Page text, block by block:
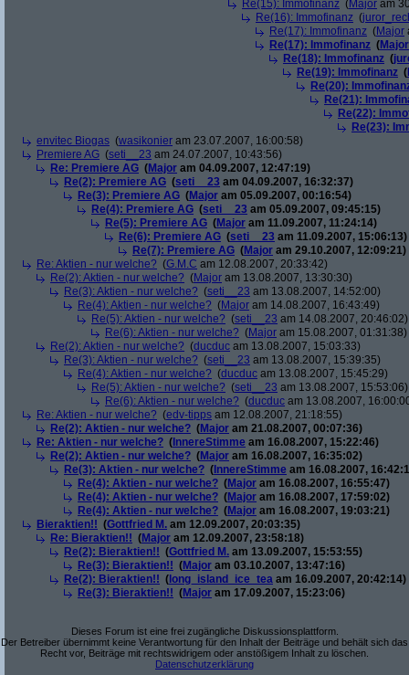
Re(15): Immofinanz (Major am
Re(16): Immofinanz (
Re(17): Immofinanz (Major
Re(17): Immofinanz (Major
Re(18): Immofinanz (
Re(19): Immofinanz (
Re(20):
Re(21):
Re(22):
Re(23):
envitec Biogas (wasikonier am 23.07.2007, 16:00:58)
Premiere AG (seti__23 am 24.07.2007, 10:43:56)
Re: Premiere AG (Major am 04.09.2007, 12:47:19)
Re(2): Premiere AG (seti__23 am 04.09.2007, 16:32:37)
Re(3): Premiere AG (Major am 05.09.2007, 00:16:54)
Re(4): Premiere AG (seti__23 am 05.09.2007, 09:45:15)
Re(5): Premiere AG (Major am 11.09.2007, 11:24:14)
Re(6): Premiere AG (seti__23 am 11.09.2007, 15:06:13)
Re(7): Premiere AG (Major am 29.10.2007, 12:09:21)
Re: Aktien - nur welche? (G.M.C am 12.08.2007, 20:33:42)
Re(2): Aktien - nur welche? (Major am 13.08.2007, 13:30:30)
Re(3): Aktien - nur welche? (seti__23 am 13.08.2007, 14:52:00)
Re(4): Aktien - nur welche? (Major am 14.08.2007, 16:43:49)
Re(5): Aktien - nur welche? (seti__23 am 14.08.2007, 20:46:02)
Re(6): Aktien - nur welche? (Major am 15.08.2007, 01:31:38)
Re(2): Aktien - nur welche? (ducduc am 13.08.2007, 15:03:33)
Re(3): Aktien - nur welche? (seti__23 am 13.08.2007, 15:39:35)
Re(4): Aktien - nur welche? (ducduc am 13.08.2007, 15:45:29)
Re(5): Aktien - nur welche? (seti__23 am 13.08.2007, 15:53:06)
Re(6): Aktien - nur welche? (ducduc am 13.08.2007,
Re: Aktien - nur welche? (edv-tipps am 12.08.2007, 21:18:55)
Re(2): Aktien - nur welche? (Major am 21.08.2007, 00:07:36)
Re: Aktien - nur welche? ( InnereStimme am 16.08.2007, 15:22:46)
Re(2): Aktien - nur welche? (Major am 16.08.2007, 16:35:02)
Re(3): Aktien - nur welche? ( InnereStimme am 16.08.2007,
Re(4): Aktien - nur welche? (Major am 16.08.2007, 16:55:47)
Re(4): Aktien - nur welche? (Major am 16.08.2007, 17:59:02)
Re(4): Aktien - nur welche? (Major am 16.08.2007, 19:03:21)
Bieraktien!! (Gottfried M. am 12.09.2007, 20:03:35)
Re: Bieraktien!! (Major am 12.09.2007, 23:58:18)
Re(2): Bieraktien!! (Gottfried M. am 13.09.2007, 15:53:55)
Re(3): Bieraktien!! (Major am 03.10.2007, 13:47:16)
Re(2): Bieraktien!! ( long_island_ice_tea am 16.09.2007, 20:42:14)
Re(3): Bieraktien!! (Major am 17.09.2007, 15:23:06)
Dieses Forum ist eine frei zugängliche Diskussionsplattform.
Der Betreiber übernimmt keine Verantwortung für den Inhalt der Beiträge und behält sich das
Recht vor, Beiträge mit rechtswidrigem oder anstößigem Inhalt zu löschen.
Datenschutzerklärung